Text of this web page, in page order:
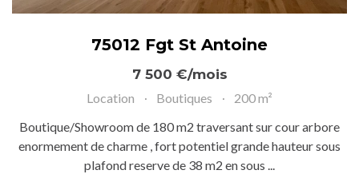
75012 Fgt St Antoine
7 500 €/mois
Location Boutiques
200 m²
Boutique/Showroom de 180 m2 traversant sur cour arbore
enormement de charme , fort potentiel grande hauteur sous
plafond reserve de 38 m2 en sous ...